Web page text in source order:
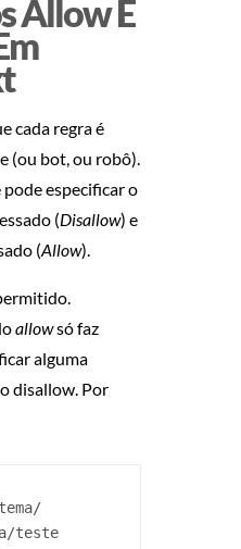
Allow E
cada regra é
(ou bot, ou robô).
pode especificar o
(Disallow) e
(Allow).
allowsó faz
alguma
disallow. Por
teste